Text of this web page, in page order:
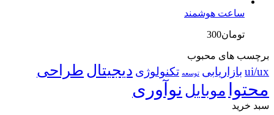
بود.
ساعت هوشمند
تومان300
برچسب های محبوب
ui/ux بازاریابی توسعه تکنولوژی دیجیتال طراحی
محتوا موبایل نوآوری
سبد خرید